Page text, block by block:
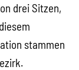
drei Sitzen,
stammen